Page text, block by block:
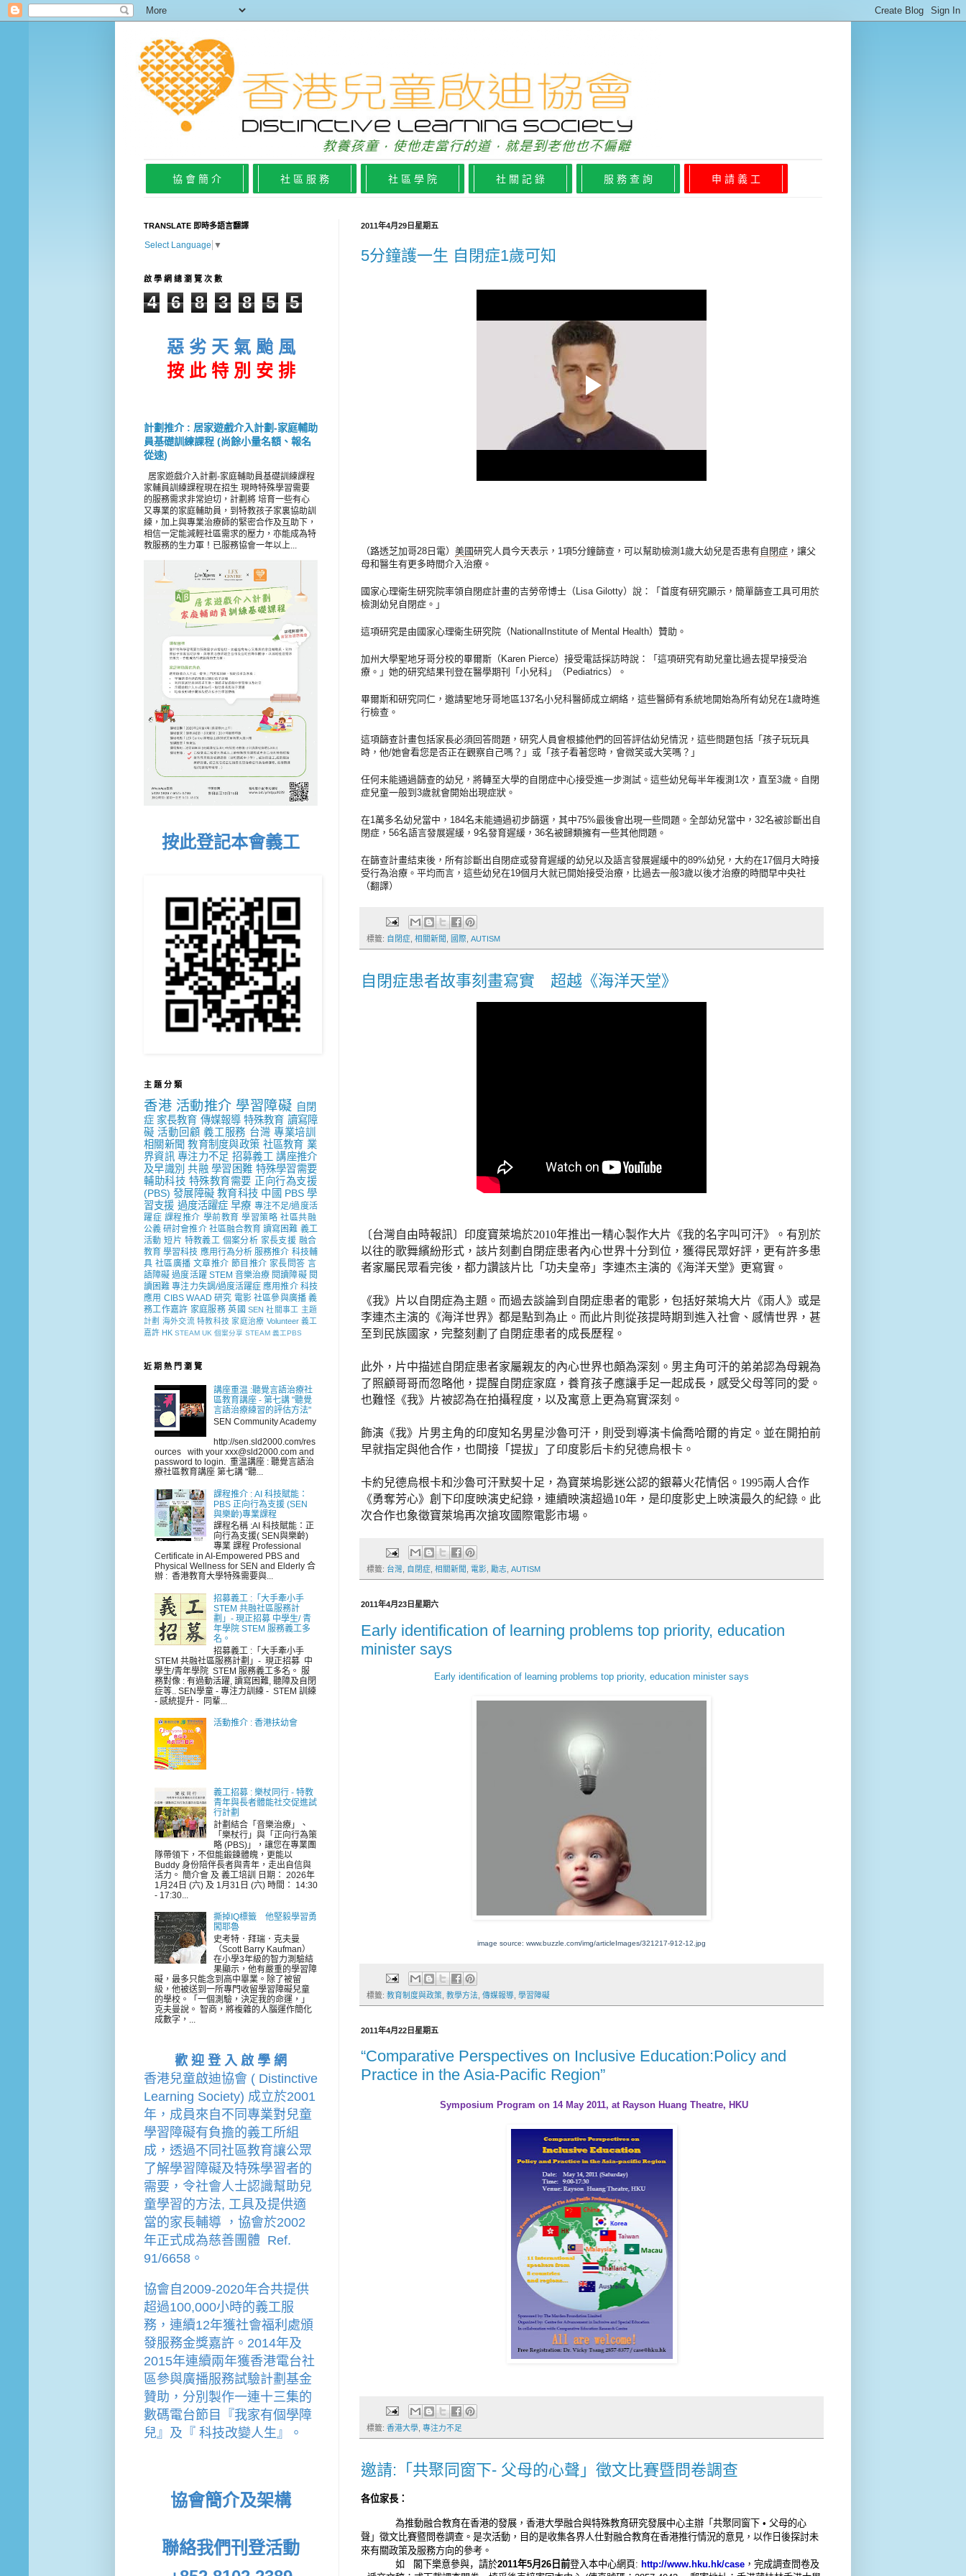
協 會 簡 介 社 區 服 務 社 區 學 院 社 關 記 錄 服 務 查 詢 申 請 義 工
2011年4月29日星期五
5分鐘護一生 自閉症1歲可知
（路透芝加哥28日電） 美國研究人員今天表示，1項5分鐘篩查，可以幫助檢測1歲大幼兒是否患有自閉症 ，讓父
母和醫生有更多時間介入治療。
國家心理衛生研究院率領自閉症計畫的吉勞帝博士（Lisa Gilotty）說：「首度有研究顯示，簡單篩查工具可用於
檢測幼兒自閉症。」
這項研究是由國家心理衛生研究院（NationalInstitute of Mental Health）贊助。
加州大學聖地牙哥分校的畢爾斯（Karen Pierce）接受電話採訪時說：「這項研究有助兒童比過去提早接受治
療。」她的研究結果刊登在醫學期刊「小兒科」（Pediatrics）。
畢爾斯和研究同仁，邀請聖地牙哥地區137名小兒科醫師成立網絡，這些醫師有系統地開始為所有幼兒在1歲時進
行檢查。
這項篩查計畫包括家長必須回答問題，研究人員會根據他們的回答評估幼兒情況，這些問題包括「孩子玩玩具
時，他/她會看您是否正在觀察自己嗎？」或「孩子看著您時，會微笑或大笑嗎？」
任何未能通過篩查的幼兒，將轉至大學的自閉症中心接受進一步測試。這些幼兒每半年複測1次，直至3歲。自閉
症兒童一般到3歲就會開始出現症狀。
在1萬多名幼兒當中，184名未能通過初步篩選，其中75%最後會出現一些問題。全部幼兒當中，32名被診斷出自
閉症，56名語言發展遲緩，9名發育遲緩，36名被歸類擁有一些其他問題。
在篩查計畫結束後，所有診斷出自閉症或發育遲緩的幼兒以及語言發展遲緩中的89%幼兒，大約在17個月大時接
受行為治療。平均而言，這些幼兒在19個月大就已開始接受治療，比過去一般3歲以後才治療的時間早中央社
（翻譯）
標籤: 自閉症 相關新聞 國際 AUTISM
自閉症患者故事刻畫寫實 超越《海洋天堂》
〔台灣自由時報訊〕印度寶萊塢於2010年推出一精心製作大片《我的名字叫可汗》。有別於
以往的歌舞繽紛形式，該片刻劃自閉症患者內心世界十分到位，獲得民眾好評，更有許多患
者家屬民眾看完後，都力讚該片比「功夫皇帝」李連杰主演的《海洋天堂》更寫實。
《我》片以自閉症為主題。而過去談論到自閉症患者的電影，包括好萊塢大片《雨人》或是
李連杰主演的《海洋世界》都是點到為止。而此片則從孩提時期到進入社會、感情世界，甚
至到民族國家，完整刻劃了自閉症患者的成長歷程。
此外，片中描述自閉症患者家屬親友的內心世界也頗為深刻。男主角可汗的弟弟認為母親為
了照顧哥哥而忽略他，提醒自閉症家庭，養育孩子應讓手足一起成長，感受父母等同的愛。
也難怪《我》片被認為在拍攝程度，以及寓意上更為寫實深刻。
飾演《我》片男主角的印度知名男星沙魯可汗，則受到導演卡倫喬哈爾的肯定。並在開拍前
早就指定與他合作，也間接「提拔」了印度影后卡約兒德烏根卡。
卡約兒德烏根卡和沙魯可汗默契十足，為寶萊塢影迷公認的銀幕火花情侶。1995兩人合作
《勇奪芳心》創下印度映演史紀錄，連續映演超過10年，是印度影史上映演最久的紀錄。此
次合作也象徵寶萊塢再次搶攻國際電影市場。
標籤: 台灣, 自閉症, 相關新聞 , 電影, 勵志, AUTISM
2011年4月23日星期六
Early identification of learning problems top priority, education
minister says
Early identification of learning problems top priority, education minister says
image source: www.buzzle.com/img/articleImages/321217-912-12.jpg
標籤: 教育制度與政策 教學方法 傳媒報導 學習障礙
2011年4月22日星期五
“Comparative Perspectives on Inclusive Education:Policy and
Practice in the Asia-Pacific Region”
Symposium Program on 14 May 2011, at Rayson Huang Theatre, H KU
標籤: 香港大學 專注力不足
邀請:「共聚同窗下- 父母的心聲」徵文比賽暨問卷調查
各位家長：
為推動融合教育在香港的發展，香港大學融合與特殊教育研究發展中心主辦「共聚同窗下 • 父母的心
聲」徵文比賽暨問卷調查。是次活動， 目的是收集各界人仕對融合教育在香港推行情況的意見， 以作日後探討未
來有關政策及服務方向的參考。
如
閣 下樂意參與， 請於2011年5月 26日前登入本中心網頁 : http://www.hku.hk/case， 完成調查問卷及
TRANSLATE 即時多語言翻譯
Select Language ▼
啟 學 網 總 瀏 覽 次 數
4 6 8 3 8 5 5
惡 劣 天 氣 颱 風
按 此 特 別 安 排
計劃推介 : 居家遊戲介入計劃-家庭輔助
員基礎訓練課程 (尚餘小量名額、報名
從速)
居家遊戲介入計劃-家庭輔助員基礎訓練課程
家輔員訓練課程現在招生 現時特殊學習需要
的服務需求非常迫切，計劃將 培育一些有心
又專業的家庭輔助員，到特教孩子家裏協助訓
練，加上與專業治療師的緊密合作及互助下，
相信一定能減輕社區需求的壓力，亦能成為特
教服務的生力軍！已服務協會一年以上...
按此登記本會義工
主 題 分 類
香港 活動推介 學習障礙 自閉
症 家長教育 傳媒報導 特殊教育 讀寫障
礙 活動回顧 義工服務 台灣 專業培訓
相關新聞 教育制度與政策 社區教育 業
界資訊 專注力不足 招募義工 講座推介
及早識別 共融 學習困難 特殊學習需要
輔助科技 特殊教育需要 正向行為支援
(PBS) 發展障礙 教育科技 中國 PBS 學
習支援 過度活躍症 早療 專注不足/過度活
躍症 課程推介 學前教育 學習策略 社區共融
公義 研討會推介 社區融合教育 讀寫困難 義工
活動 短片 特教義工 個案分析 家長支援 融合
教育 學習科技 應用行為分析 服務推介 科技輔
具 社區廣播 文章推介 節目推介 家長問答 言
語障礙 過度活躍 STEM 音樂治療 閱讀障礙 閱
讀困難 專注力失調/過度活躍症 應用推介 科技
應用 CIBS WAAD 研究 電影 社區參與廣播 義
務工作嘉許 家庭服務 英國 SEN 社關事工 主題
計劃 海外交流 特教科技 家庭治療 Volunteer 義工
嘉許 HK STEAM UK 個案分享 STEAM 義工PBS
近 期 熱 門 瀏 覽
講座重温 :聽覺言語治療社
區教育講座 - 第七講 "聽覺
言語治療練習的評估方法"
SEN Community Academy
http://sen.sld2000.com/res
ources with your xxx@sld2000.com and
password to login. 重温講座 : 聽覺言語治
療社區教育講座 第七講 "聽...
課程推介 : AI 科技賦能：
PBS 正向行為支援 (SEN
與樂齡)專業課程
課程名稱 :AI 科技賦能：正
向行為支援( SEN與樂齡)
專業 課程 Professional
Certificate in AI-Empowered PBS and
Physical Wellness for SEN and Elderly 合
辦 : 香港教育大學特殊需要與...
招募義工 :「大手牽小手
STEM 共融社區服務計
劃」- 現正招募 中學生/ 青
年學院 STEM 服務義工多
名。
招募義工 :「大手牽小手
STEM 共融社區服務計劃」- 現正招募 中
學生/青年學院 STEM 服務義工多名。 服
務對像 : 有過動活躍, 讀寫困難, 聽障及自閉
症等.. SEN學童 - 專注力訓練 - STEM 訓練
- 感統提升 - 同輩...
活動推介 : 香港扶幼會
義工招募 : 樂杖同行 - 特教
青年與長者體能社交促進試
行計劃
計劃結合「音樂治療」、
「樂杖行」與「正向行為策
略 (PBS)」，讓您在專業團
隊帶領下，不但能鍛鍊體魄，更能以
Buddy 身份陪伴長者與青年，走出自信與
活力。 簡介會 及 義工培訓 日期： 2026年
1月24日 (六) 及 1月31日 (六) 時間： 14:30
- 17:30...
撕掉IQ標籤 他堅毅學習勇
闖耶魯
史考特．拜瑞．克夫曼
（Scott Barry Kaufman）
在小學3年級的智力測驗結
果顯示，他有嚴重的學習障
礙，最多只能念到高中畢業。除了被留
級，他被送到一所專門收留學習障礙兒童
的學校。「一個測驗，決定我的命運，」
克夫曼說。 智商，將複雜的人腦運作簡化
成數字，...
歡 迎 登 入 啟 學 網
香港兒童啟迪協會 ( Distinctive
Learning Society) 成立於2001
年，成員來自不同專業對兒童
學習障礙有負擔的義工所組
成，透過不同社區教育讓公眾
了解學習障礙及特殊學習者的
需要，令社會人士認識幫助兒
童學習的方法, 工具及提供適
當的家長輔導
， 協會於2002
年正式成為慈善團體  Ref.
91/6658。
協會 自2009-2020年合共提供
超過100,000小時的義工服
務，連續12年獲社會福利處頒
發服務金獎嘉許。 2014年及
2015年連續兩年獲香港電台社
區參與廣播服務試驗計劃基金
贊助，分別製作一連十三集的
數碼電台節目『我家有個學障
兒』及『 科技改變人生』。
協會簡介及架構
聯絡我們刊登活動